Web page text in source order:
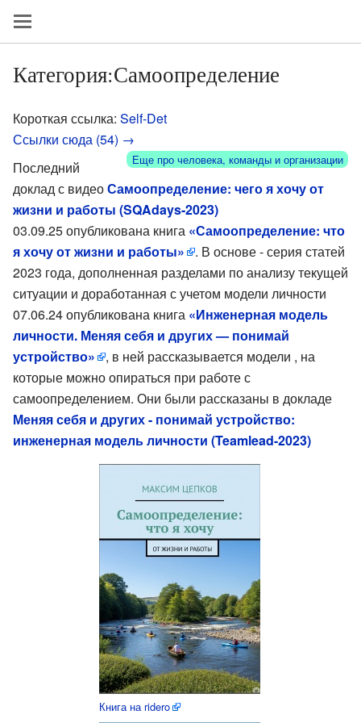
Категория:Самоопределение
Короткая ссылка: Self-Det
Ссылки сюда (54) →
Еще про человека, команды и организации
Последний
доклад с видеоСамоопределение: чего я хочу от
жизни и работы (SQAdays-2023)
03.09.25 опубликована книга «Самоопределение: что
я хочу от жизни и работы»
. В основе - серия статей
2023 года, дополненная разделами по анализу текущей
ситуации и доработанная с учетом модели личности
07.06.24 опубликована книга «Инженерная модель
личности. Меняя себя и других — понимай
устройство»
, в ней рассказывается модели , на
которые можно опираться при работе с
самоопределением. Они были рассказаны в докладе
Меняя себя и других - понимай устройство:
инженерная модель личности (Teamlead-2023)
Книга на ridero